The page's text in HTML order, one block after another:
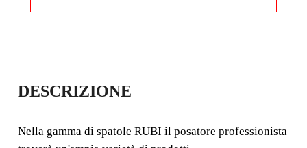
SPATOLE INOX PER
IMBIANCHINO
MANICO IN LEGNO
DESCRIZIONE
Nella gamma di spatole RUBI il posatore professionista